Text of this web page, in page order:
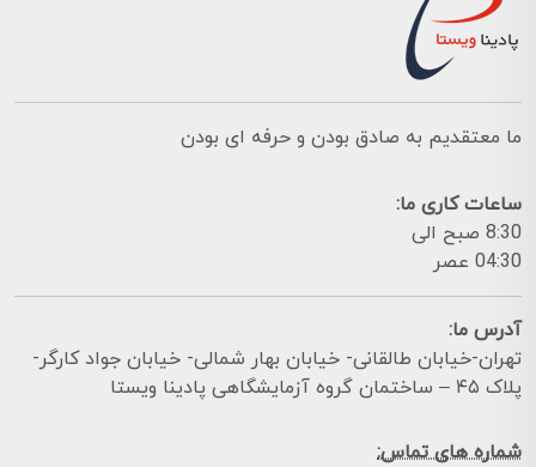
ما معتقدیم به صادق بودن و حرفه ای بودن
ساعات کاری ما:
8:30 صبح الی
04:30 عصر
آدرس ما:
تهران-خیابان طالقانی- خیابان بهار شمالی- خیابان جواد کارگر-
پلاک ۴۵ – ساختمان گروه آزمایشگاهی پادینا ویستا
شماره های تماس: